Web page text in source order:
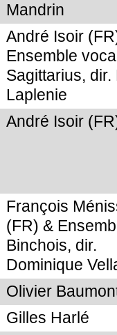
Mandrin
André Isoir
Ensemble
Sagittarius, dir.
Laplenie
André Isoir
François
(FR) &
Binchois, dir.
Dominique
Olivier
Gilles Harlé